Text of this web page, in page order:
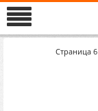
Страница 6